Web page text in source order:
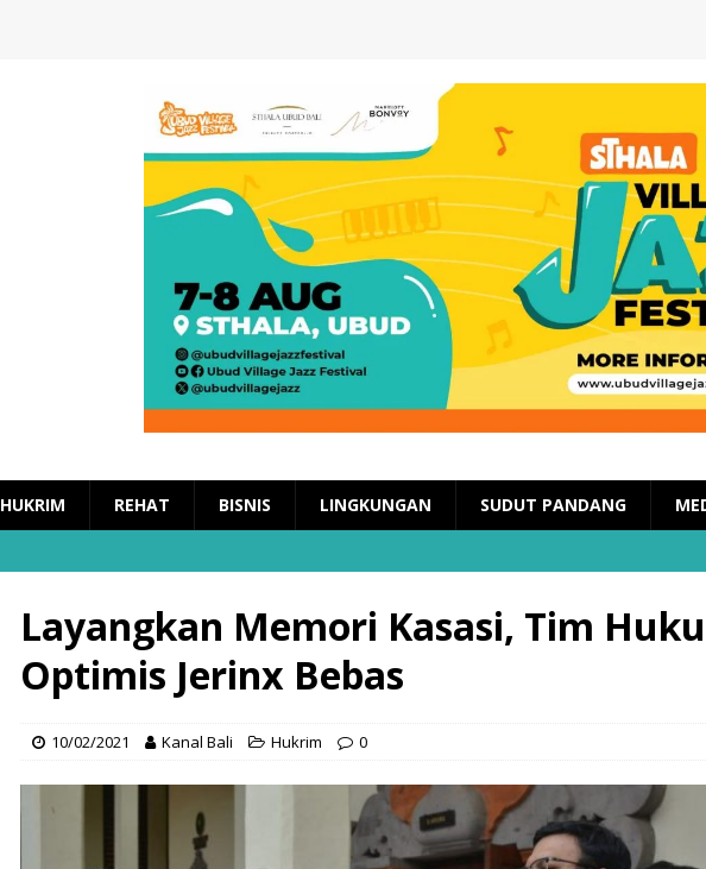
HUKRIM REHAT BISNIS LINGKUNGAN SUDUT PANDANG
Layangkan Memori Kasasi, Tim
Optimis Jerinx Bebas
10/02/2021 Kanal Bali Hukrim 0